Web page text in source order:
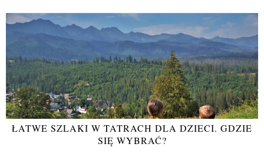
ŁATWE SZLAKI W TATRACH DLA DZIECI. GDZIE
SIĘ WYBRAĆ?